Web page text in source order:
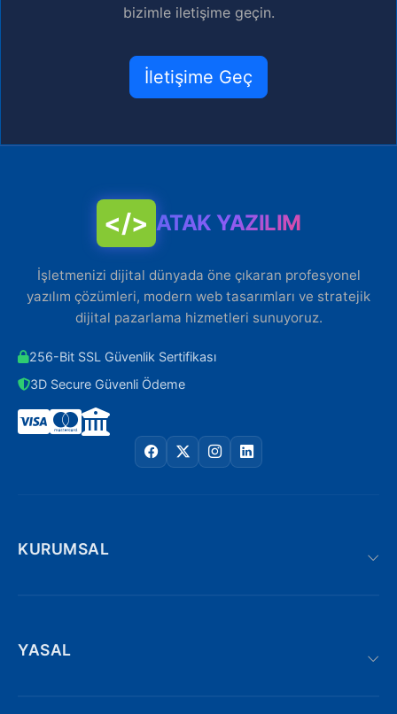
bizimle iletişime geçin.
İletişime Geç
</> ATAK YAZILIM
İşletmenizi dijital dünyada öne çıkaran profesyonel
yazılım çözümleri, modern web tasarımları ve stratejik
dijital pazarlama hizmetleri sunuyoruz.
256-Bit SSL Güvenlik Sertifikası
3D Secure Güvenli Ödeme
KURUMSAL
YASAL